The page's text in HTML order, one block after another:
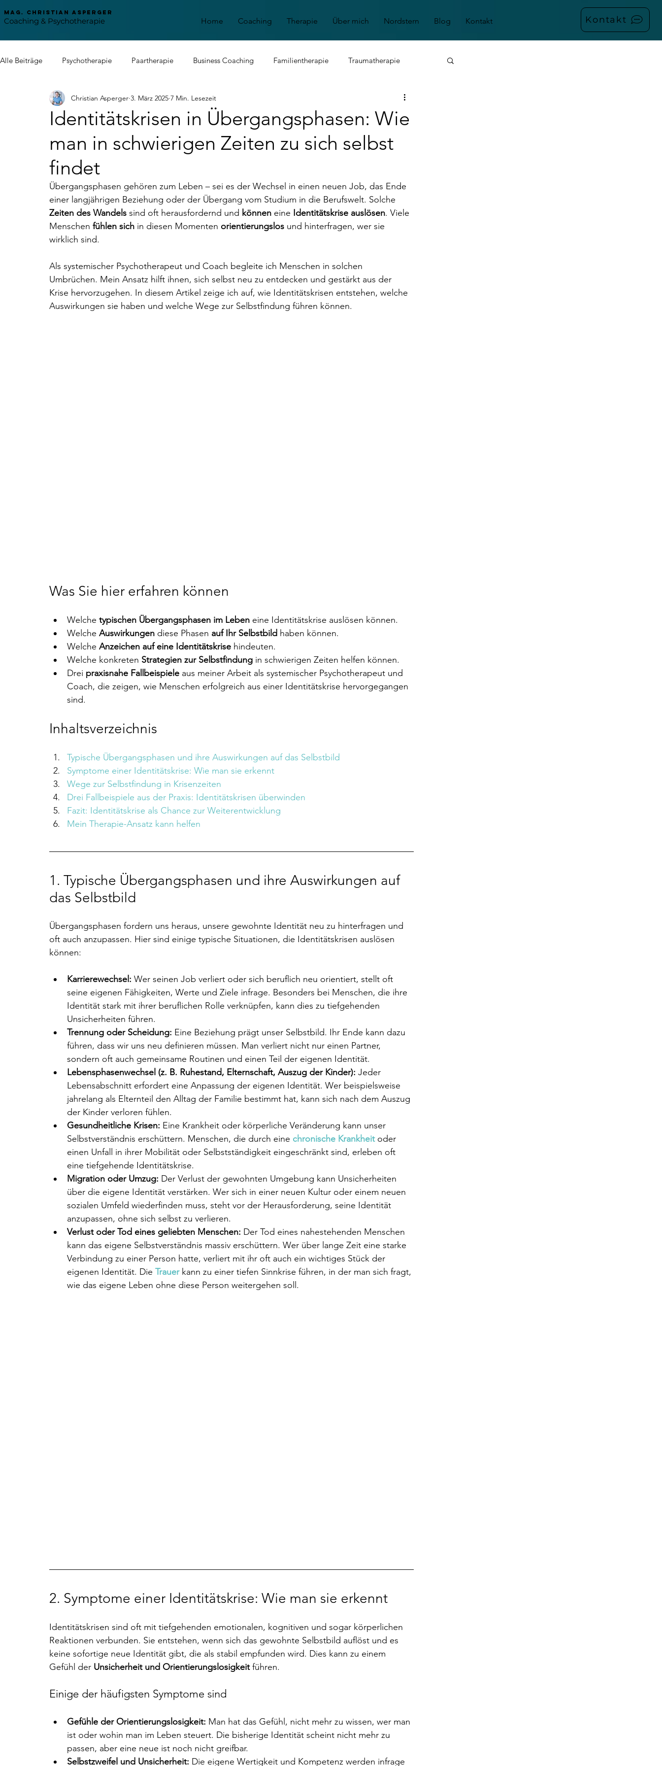
mag. Christian asperger
Coaching & Psychotherapie Home Coaching Therapie Über mich Nordstern Blog Kontakt Kontakt
Alle Beiträge Psychotherapie Paartherapie Business Coaching Familientherapie Traumatherapie
Nordstern Familienunternehmen Stress Management Kinder & Jugendliche
Psychosomatik
Identitätskrisen in Übergangsphasen: Wie
man in schwierigen Zeiten zu sich selbst
findet
Christian Asperger 3. März 2025 7 Min. Lesezeit
Übergangsphasen gehören zum Leben – sei es der Wechsel in einen neuen Job, das Ende
einer langjährigen Beziehung oder der Übergang vom Studium in die Berufswelt. Solche
Zeiten des Wandels sind oft herausfordernd und können eine Identitätskrise auslösen. Viele
Menschen fühlen sich in diesen Momenten orientierungslos und hinterfragen, wer sie
wirklich sind.
Als systemischer Psychotherapeut und Coach begleite ich Menschen in solchen
Umbrüchen. Mein Ansatz hilft ihnen, sich selbst neu zu entdecken und gestärkt aus der
Krise hervorzugehen. In diesem Artikel zeige ich auf, wie Identitätskrisen entstehen, welche
Auswirkungen sie haben und welche Wege zur Selbstfindung führen können.
Was Sie hier erfahren können
Welche typischen Übergangsphasen im Leben eine Identitätskrise auslösen können.
Welche Auswirkungen diese Phasen auf Ihr Selbstbild haben können.
Welche Anzeichen auf eine Identitätskrise hindeuten.
Welche konkreten Strategien zur Selbstfindung in schwierigen Zeiten helfen können.
Drei praxisnahe Fallbeispiele aus meiner Arbeit als systemischer Psychotherapeut und
Coach, die zeigen, wie Menschen erfolgreich aus einer Identitätskrise hervorgegangen
sind.
Inhaltsverzeichnis
Typische Übergangsphasen und ihre Auswirkungen auf das Selbstbild
Symptome einer Identitätskrise: Wie man sie erkennt
Wege zur Selbstfindung in Krisenzeiten
Drei Fallbeispiele aus der Praxis: Identitätskrisen überwinden
Fazit: Identitätskrise als Chance zur Weiterentwicklung
Mein Therapie-Ansatz kann helfen
1. Typische Übergangsphasen und ihre Auswirkungen auf
das Selbstbild
Übergangsphasen fordern uns heraus, unsere gewohnte Identität neu zu hinterfragen und
oft auch anzupassen. Hier sind einige typische Situationen, die Identitätskrisen auslösen
können:
Karrierewechsel: Wer seinen Job verliert oder sich beruflich neu orientiert, stellt oft
seine eigenen Fähigkeiten, Werte und Ziele infrage. Besonders bei Menschen, die ihre
Identität stark mit ihrer beruflichen Rolle verknüpfen, kann dies zu tiefgehenden
Unsicherheiten führen.
Trennung oder Scheidung: Eine Beziehung prägt unser Selbstbild. Ihr Ende kann dazu
führen, dass wir uns neu definieren müssen. Man verliert nicht nur einen Partner,
sondern oft auch gemeinsame Routinen und einen Teil der eigenen Identität.
Lebensphasenwechsel (z. B. Ruhestand, Elternschaft, Auszug der Kinder): Jeder
Lebensabschnitt erfordert eine Anpassung der eigenen Identität. Wer beispielsweise
jahrelang als Elternteil den Alltag der Familie bestimmt hat, kann sich nach dem Auszug
der Kinder verloren fühlen.
Gesundheitliche Krisen: Eine Krankheit oder körperliche Veränderung kann unser
Selbstverständnis erschüttern. Menschen, die durch eine chronische Krankheit oder
einen Unfall in ihrer Mobilität oder Selbstständigkeit eingeschränkt sind, erleben oft
eine tiefgehende Identitätskrise.
Migration oder Umzug: Der Verlust der gewohnten Umgebung kann Unsicherheiten
über die eigene Identität verstärken. Wer sich in einer neuen Kultur oder einem neuen
sozialen Umfeld wiederfinden muss, steht vor der Herausforderung, seine Identität
anzupassen, ohne sich selbst zu verlieren.
Verlust oder Tod eines geliebten Menschen: Der Tod eines nahestehenden Menschen
kann das eigene Selbstverständnis massiv erschüttern. Wer über lange Zeit eine starke
Verbindung zu einer Person hatte, verliert mit ihr oft auch ein wichtiges Stück der
eigenen Identität. Die Trauer kann zu einer tiefen Sinnkrise führen, in der man sich fragt,
wie das eigene Leben ohne diese Person weitergehen soll.
2. Symptome einer Identitätskrise: Wie man sie erkennt
Identitätskrisen sind oft mit tiefgehenden emotionalen, kognitiven und sogar körperlichen
Reaktionen verbunden. Sie entstehen, wenn sich das gewohnte Selbstbild auflöst und es
keine sofortige neue Identität gibt, die als stabil empfunden wird. Dies kann zu einem
Gefühl der Unsicherheit und Orientierungslosigkeit führen.
Einige der häufigsten Symptome sind
Gefühle der Orientierungslosigkeit: Man hat das Gefühl, nicht mehr zu wissen, wer man
ist oder wohin man im Leben steuert. Die bisherige Identität scheint nicht mehr zu
passen, aber eine neue ist noch nicht greifbar.
Selbstzweifel und Unsicherheit: Die eigene Wertigkeit und Kompetenz werden infrage